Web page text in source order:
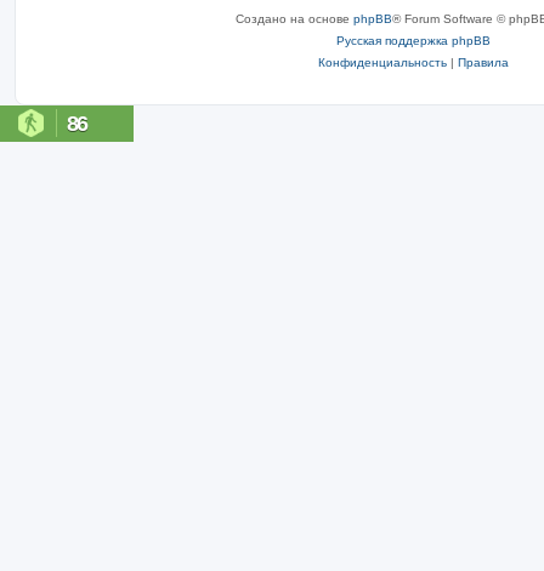
Создано на основе phpBB® Forum Software ©
Русская поддержка phpBB
Конфиденциальность | Правила
86